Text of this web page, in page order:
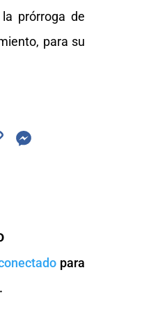
prórroga de
para su
C
k
er para